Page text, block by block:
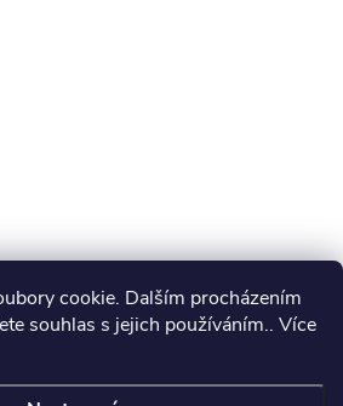
cookie. Dalším procházením
souhlas s jejich používáním.. Více